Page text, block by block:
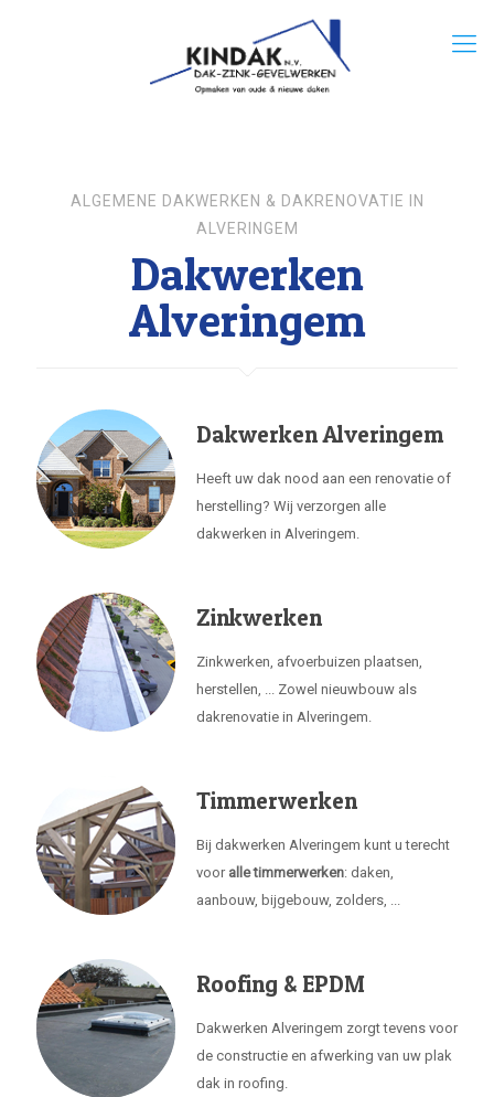
ALGEMENE DAKWERKEN & DAKRENOVATIE IN
ALVERINGEM
Dakwerken
Alveringem
Dakwerken Alveringem
Heeft uw dak nood aan een renovatie of
herstelling? Wij verzorgen alle
dakwerken in Alveringem.
Zinkwerken
Zinkwerken, afvoerbuizen plaatsen,
herstellen, ... Zowel nieuwbouw als
dakrenovatie in Alveringem.
Timmerwerken
Bij dakwerken Alveringem kunt u terecht
voor alle timmerwerken: daken,
aanbouw, bijgebouw, zolders, ...
Roofing & EPDM
Dakwerken Alveringem zorgt tevens voor
de constructie en afwerking van uw plak
dak in roofing.